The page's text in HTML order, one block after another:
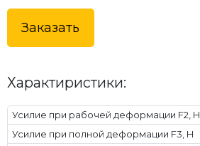
Заказать
Характиристики:
Усилие при рабочей деформации F2, Н
Усилие при полной деформации F3, Н